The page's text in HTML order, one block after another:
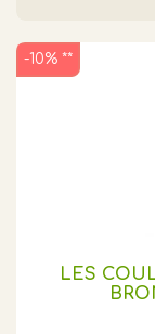
LES
-10% **